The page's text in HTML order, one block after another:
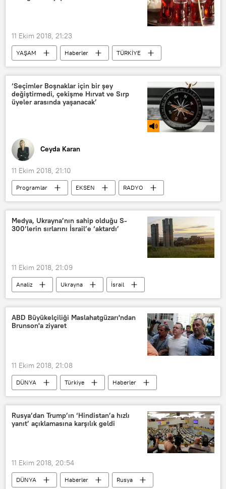
Zubayr Tuhugov
Artem Lobov
UFC
Conor McGregor ve Khabib Nurmagomedov arasındaki maç
11 Ekim 2018, 21:23
YAŞAM Haberler
TÜRKİYE
Gaziantep
Çay
‘Seçimler Boşnaklar için bir şey
değiştirmedi, çekişme Hırvat ve Sırp
üyeler arasında yaşanacak’
Ceyda Karan
11 Ekim 2018, 21:10
Programlar EKSEN
RADYO
Bosna-Hersek
Hırvatistan
Sırbistan
Milorad Dodik
Enes Güler
Ceyda Karan
Medya, Ukrayna’nın sahip olduğu S-
300’lerin sırlarını İsrail’e ‘aktardı’
11 Ekim 2018, 21:09
Analiz Ukrayna
İsrail
Rusya
ABD
Vietnam
Mihail Hodaryonok
Soha.vn
Uluslararası Stratejik Araştırmalar Enstitüsü'nün (IISS)
F-35
F-15
ABD Büyükelçiliği Maslahatgüzarı'ndan
Brunson'a ziyaret
11 Ekim 2018, 21:08
DÜNYA Türkiye
Haberler
ABD
TÜRKİYE
İzmir
Andrew Brunson
Rusya’dan Trump’ın ‘Hindistan’a hızlı
yanıt’ açıklamasına karşılık geldi
11 Ekim 2018, 20:54
DÜNYA Haberler
Rusya